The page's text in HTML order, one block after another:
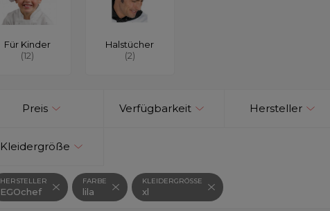
Für Kinder
(12)
Halstücher
(2)
Preis Verfügbarkeit Hersteller
Kleidergröße
HERSTELLER
EGOchef
FARBE
lila
KLEIDERGRÖSSE
xl